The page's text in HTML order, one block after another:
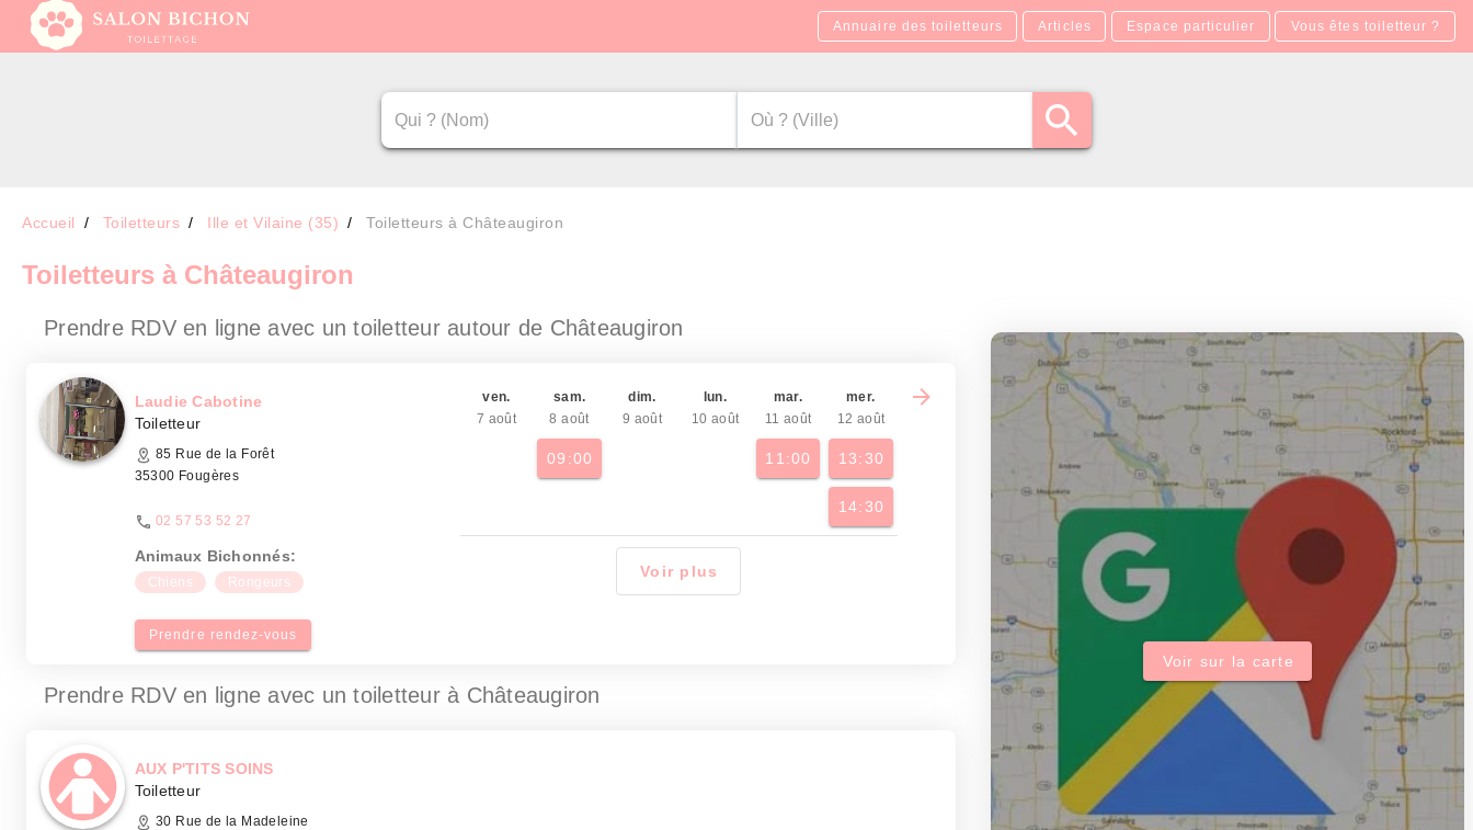
Annuaire des toiletteurs Articles Espace particulier Vous êtes toiletteur ?
Accueil Toiletteurs Ille et Vilaine (35) Toiletteurs à Châteaugiron
Toiletteurs à Châteaugiron
Prendre RDV en ligne avec un toiletteur autour de Châteaugiron
Laudie Cabotine
Toiletteur
85 Rue de la Forêt
35300 Fougères
02 57 53 52 27
Animaux Bichonnés:
Chiens Rongeurs
Prendre rendez-vous
ven.
7 août
sam.
8 août
09:00
dim.
9 août
lun.
10 août
mar.
11 août
11:00
mer.
12 août
13:30
14:30
Voir plus
Prendre RDV en ligne avec un toiletteur à Châteaugiron
AUX P'TITS SOINS
Toiletteur
30 Rue de la Madeleine
Voir sur la carte